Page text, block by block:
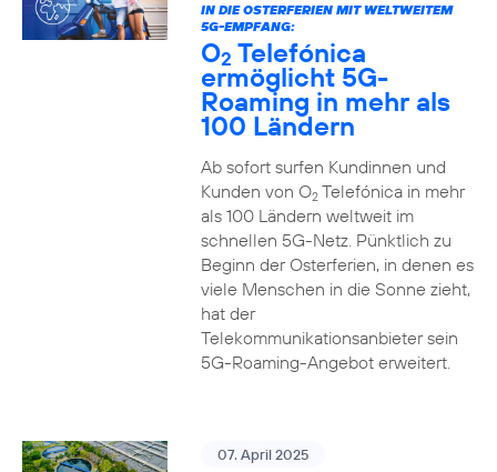
IN DIE OSTERFERIEN MIT WELTWEITEM
5G-EMPFANG:
O2 Telefónica
ermöglicht 5G-
Roaming in mehr als
100 Ländern
Ab sofort surfen Kundinnen und
Kunden von O2Telefónica in mehr
als 100 Ländern weltweit im
schnellen 5G-Netz. Pünktlich zu
Beginn der Osterferien, in denen es
viele Menschen in die Sonne zieht,
hat der
Telekommunikationsanbieter sein
5G-Roaming-Angebot erweitert.
07. April 2025